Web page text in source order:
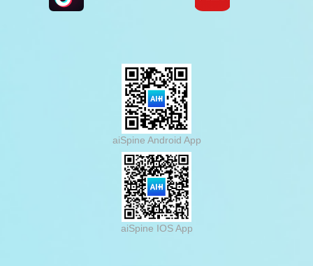
aiSpine Android App
aiSpine IOS App